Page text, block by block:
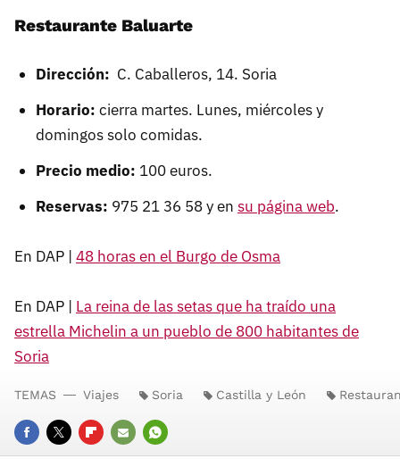
Restaurante Baluarte
Dirección: C. Caballeros, 14. Soria
Horario: cierra martes. Lunes, miércoles y
domingos solo comidas.
Precio medio: 100 euros.
Reservas: 975 21 36 58 y en su página web.
En DAP | 48 horas en el Burgo de Osma
En DAP | La reina de las setas que ha traído una
estrella Michelin a un pueblo de 800 habitantes de
Soria
FACEBOOK
TWITTERFLIPBOARD
E-
WHATSAPP
TEMAS Viajes Soria Castilla y León